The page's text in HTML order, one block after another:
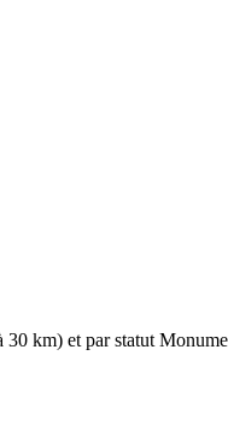
30 km) et par statut